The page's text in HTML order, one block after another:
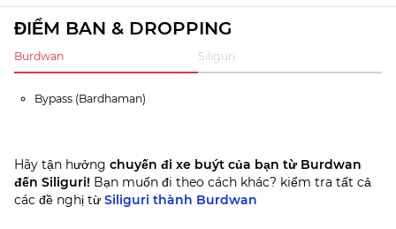
ĐIỂM BAN & DROPPING
Burdwan Siliguri
Bypass (Bardhaman)
Hãy tận hưởng chuyến đi xe buýt của bạn từ Burdwan
đến Siliguri! Bạn muốn đi theo cách khác? kiểm tra tất cả
các đề nghị từ Siliguri thành Burdwan